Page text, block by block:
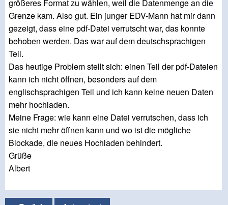
größeres Format zu wählen, weil die Datenmenge an die
Grenze kam. Also gut. Ein junger EDV-Mann hat mir dann
gezeigt, dass eine pdf-Datei verrutscht war, das konnte
behoben werden. Das war auf dem deutschsprachigen
Teil.
Das heutige Problem stellt sich: einen Teil der pdf-Dateien
kann ich nicht öffnen, besonders auf dem
englischsprachigen Teil und ich kann keine neuen Daten
mehr hochladen.
Meine Frage: wie kann eine Datei verrutschen, dass ich
sie nicht mehr öffnen kann und wo ist die mögliche
Blockade, die neues Hochladen behindert.
Grüße
Albert